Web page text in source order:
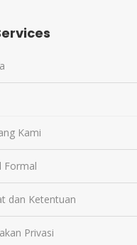
Kami
Formal
dan Ketentuan
Privasi